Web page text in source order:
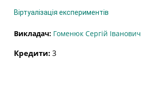
Віртуалізація експериментів
Викладач: Гоменюк Сергій Іванович
Кредити: 3